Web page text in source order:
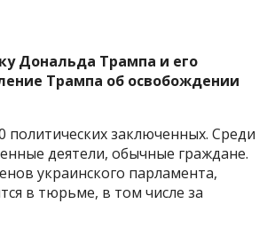
Дональда Трампа и его
Трампа об освобождении
политических заключенных. Среди
деятели, обычные граждане.
украинского парламента,
в тюрьме, в том числе за